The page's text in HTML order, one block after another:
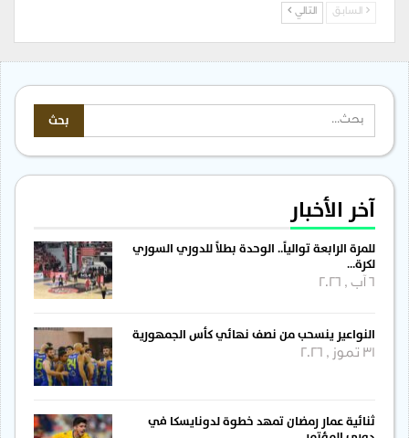
السابق التالي
آخر الأخبار
للمرة الرابعة توالياً.. الوحدة بطلاً للدوري السوري
لكرة…
النواعير ينسحب من نصف نهائي كأس الجمهورية
31 تموز , 2026
ثنائية عمار رمضان تمهد خطوة لدونايسكا في